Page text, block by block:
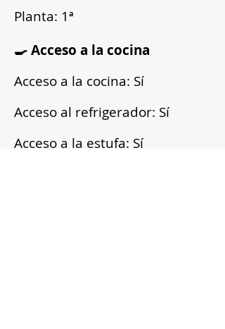
Planta: 1ª
🍳 Acceso a la cocina
Acceso a la cocina: Sí
Acceso al refrigerador: Sí
Acceso a la estufa: Sí